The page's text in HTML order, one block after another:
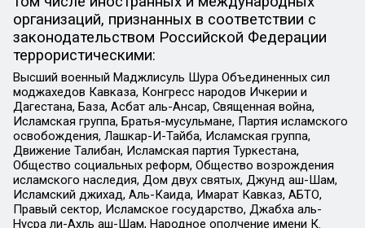
организаций, признанных в соответствии с
законодательством Российской Федерации
террористическими:
Высший военный Маджлисуль Шура Объединенных сил
моджахедов Кавказа, Конгресс народов Ичкерии и
Дагестана, База, Асбат аль-Ансар, Священная война,
Исламская группа, Братья-мусульмане, Партия исламского
освобождения, Лашкар-И-Тайба, Исламская группа,
Движение Талибан, Исламская партия Туркестана,
Общество социальных реформ, Общество возрождения
исламского наследия, Дом двух святых, Джунд аш-Шам,
Исламский джихад, Аль-Каида, Имарат Кавказ, АБТО,
Правый сектор, Исламское государство, Джабха аль-
Нусра ли-Ахль аш-Шам, Народное ополчение имени К.